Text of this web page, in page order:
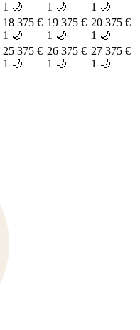
1 🌙
1 🌙
1 🌙
18 375 €
1 🌙
19 375 €
1 🌙
20 375 €
1 🌙
25 375 €
1 🌙
26 375 €
1 🌙
27 375 €
1 🌙